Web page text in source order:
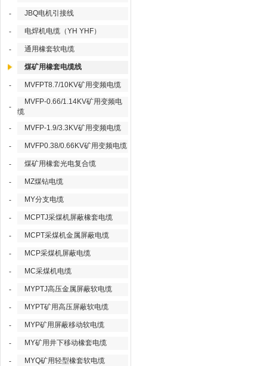
- JBQ电机引接线
- 电焊机电缆（YH YHF）
- 通用橡套软电缆
煤矿用橡套电缆线
- MVFPT8.7/10KV矿用变频电缆
-
MVFP-0.66/1.14KV矿用变频电
缆
-
MVFP-1.9/3.3KV矿用变频电缆
- MVFP0.38/0.66KV矿用变频电缆
- 煤矿用橡套光电复合缆
- MZ煤钻电缆
- MY分支电缆
- MCPTJ采煤机屏蔽橡套电缆
- MCPT采煤机金属屏蔽电缆
- MCP采煤机屏蔽电缆
- MC采煤机电缆
- MYPTJ高压金属屏蔽软电缆
- MYPT矿用高压屏蔽软电缆
- MYP矿用屏蔽移动软电缆
- MY矿用井下移动橡套电缆
- MYQ矿用轻型橡套软电缆